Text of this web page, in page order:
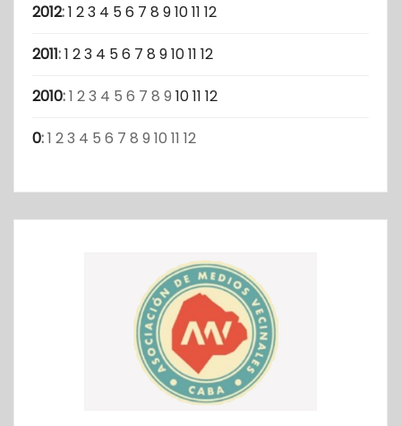
2012:1 23 4 56 7 8 91011 12
2011:1 23 4 56 7 8 91011 12
2010:1 23 4 5 6 7 8 9 1011 12
0:1 23 4 5 6 7 8 9 10 11 12